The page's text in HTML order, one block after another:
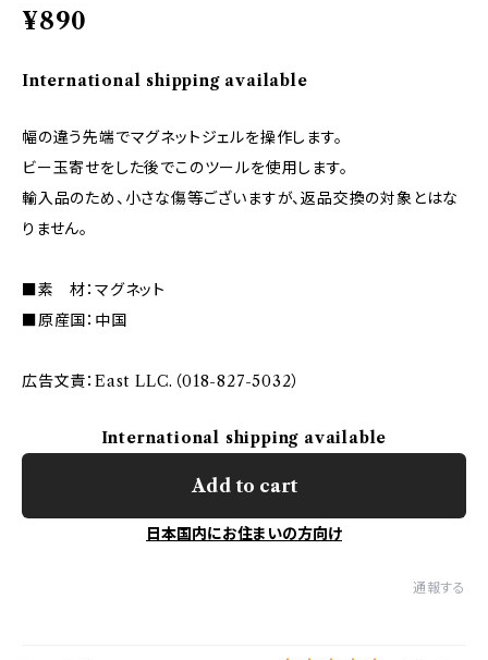
¥890
International shipping available
幅の違う先端でマグネットジェルを操作します。
ビー玉寄せをした後でこのツールを使用します。
輸入品のため、小さな傷等ございますが、返品交換の対象とはな
りません。
■素 材：マグネット
■原産国：中国
広告文責：East LLC.（018-827-5032）
International shipping available
Add to cart
日本国内にお住まいの方向け
通報する